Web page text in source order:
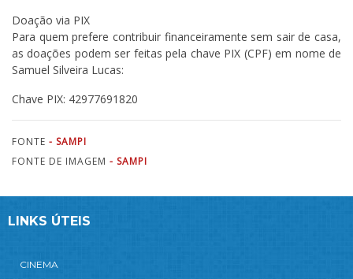
Doação via PIX
Para quem prefere contribuir financeiramente sem sair de casa,
as doações podem ser feitas pela chave PIX (CPF) em nome de
Samuel Silveira Lucas:
Chave PIX: 42977691820
FONTE - SAMPI
FONTE DE IMAGEM - SAMPI
LINKS ÚTEIS
CINEMA